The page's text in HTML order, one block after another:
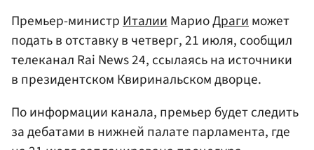
Премьер-министрИталииМариоДрагиможет
подать в отставку в четверг, 21 июля, сообщил
телеканал Rai News 24, ссылаясь на источники
в президентском Квиринальском дворце.
По информации канала, премьер будет следить
за дебатами в нижней палате парламента, где